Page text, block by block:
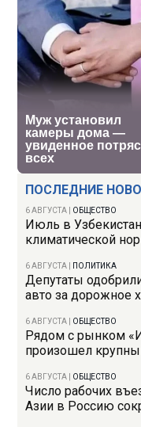
ПОСЛЕДНИЕ
6 АВГУСТА ОБЩЕСТВО
Июль в
климатической
6 АВГУСТА ПОЛИТИКА
Депутаты
авто за дорожное
6 АВГУСТА ОБЩЕСТВО
Рядом с рынком
произошел
6 АВГУСТА ОБЩЕСТВО
Число рабочих
Азии в Россию